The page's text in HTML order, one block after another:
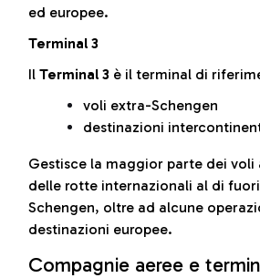
ed europee.
Terminal 3
Il Terminal 3 è il terminal di
voli extra-Schengen
destinazioni
Gestisce la maggior parte dei
delle rotte internazionali al di fuori
Schengen, oltre ad alcune
destinazioni europee.
Compagnie aeree e